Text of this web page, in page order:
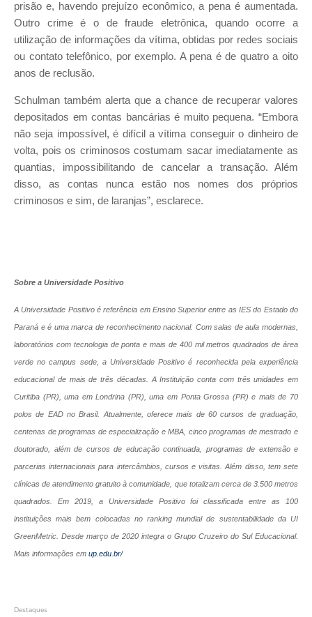
prisão e, havendo prejuízo econômico, a pena é aumentada.
Outro crime é o de fraude eletrônica, quando ocorre a
utilização de informações da vítima, obtidas por redes sociais
ou contato telefônico, por exemplo. A pena é de quatro a oito
anos de reclusão.
Schulman também alerta que a chance de recuperar valores
depositados em contas bancárias é muito pequena. “Embora
não seja impossível, é difícil a vítima conseguir o dinheiro de
volta, pois os criminosos costumam sacar imediatamente as
quantias, impossibilitando de cancelar a transação. Além
disso, as contas nunca estão nos nomes dos próprios
criminosos e sim, de laranjas”, esclarece.
Sobre a Universidade Positivo
A Universidade Positivo é referência em Ensino Superior entre as IES do Estado do
Paraná e é uma marca de reconhecimento nacional. Com salas de aula modernas,
laboratórios com tecnologia de ponta e mais de 400 mil metros quadrados de área
verdeno campus sede, a Universidade Positivo é reconhecida pela experiência
educacional de mais de três décadas. A Instituição conta com três unidades em
Curitiba (PR), uma em Londrina (PR), uma em Ponta Grossa (PR) e mais de 70
polos de EAD no Brasil. Atualmente, oferece mais de 60 cursos de graduação,
centenas de programas de especialização e MBA, cinco programas de mestrado e
doutorado, além de cursos de educação continuada, programas de extensão e
parcerias internacionais para intercâmbios, cursos e visitas. Além disso, tem sete
clínicas de atendimento gratuito à comunidade, que totalizam cerca de 3.500 metros
quadrados. Em 2019, a Universidade Positivo foi classificada entre as 100
instituições mais bem colocadas no ranking mundial de sustentabilidade da UI
GreenMetric. Desde março de 2020 integra o Grupo Cruzeiro do Sul Educacional.
Mais informações em up.edu.br/
Destaques